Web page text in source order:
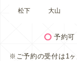
松下 大山
予約可
※ご予約の受付は1ヶ